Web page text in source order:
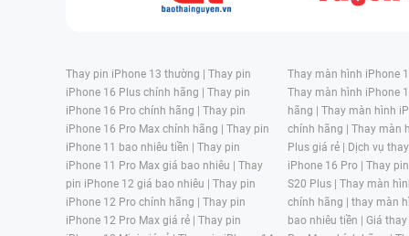
Thay pin iPhone 13 thường | Thay pin
iPhone 16 Plus chính hãng | Thay pin
iPhone 16 Pro chính hãng | Thay pin
iPhone 16 Pro Max chính hãng | Thay pin
iPhone 11 bao nhiêu tiền | Thay pin
iPhone 11 Pro Max giá bao nhiêu | Thay
pin iPhone 12 giá bao nhiêu | Thay pin
iPhone 12 Pro chính hãng | Thay pin
iPhone 12 Pro Max giá rẻ | Thay pin
Thay màn hình iPhone
Thay màn hình iPhone
hãng | Thay màn hình
chính hãng | Thay màn
Plus giá rẻ | Dịch vụ
iPhone 16 Pro | Thay
S20 Plus | Thay màn
chính hãng | thay màn
bao nhiêu tiền | Giá